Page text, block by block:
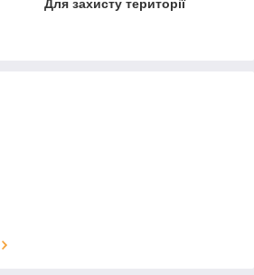
Для захисту території